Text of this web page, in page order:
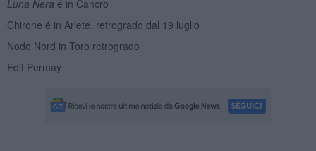
Luna Nera é in Cancro
Chirone é in Ariete, retrogrado dal 19 luglio
Nodo Nord in Toro retrogrado
Edit Permay